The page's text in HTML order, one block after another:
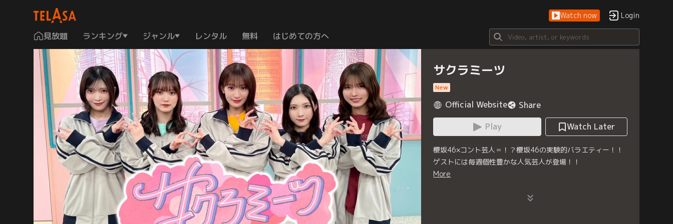
Watch now Login
見放題 ランキング ジャンル レンタル 無料 はじめての方へ
サクラミーツ
New
Official Website
Share
Play
Watch Later
櫻坂46×コント芸人＝！？櫻坂46の実験的バラエティー！！
ゲストには毎週個性豊かな人気芸人が登場！！
More